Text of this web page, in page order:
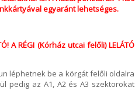
egyaránt lehetséges.
A RÉGI (Kórház utcai felőli) LELÁTÓ
léphetnek be a körgát felőli oldalra
pedig az A1, A2 és A3 szektorokat